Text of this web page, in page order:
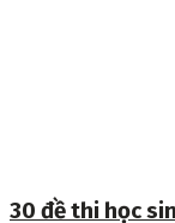
30 đề thi học